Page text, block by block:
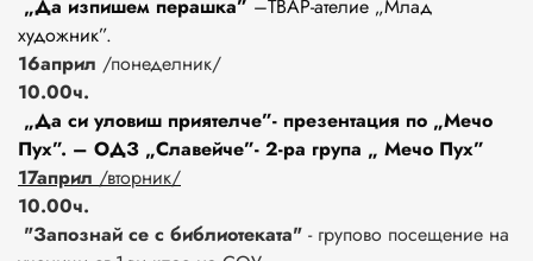
„Да изпишем перашка” –ТВАР-ателие „Млад
художник”.
16април /понеделник/
10.00ч.
„Да си уловиш приятелче”- презентация по „Мечо
Пух”. – ОДЗ „Славейче”- 2-ра група „ Мечо Пух”
17април /вторник/
10.00ч.
"Запознай се с библиотеката" - групово посещение на